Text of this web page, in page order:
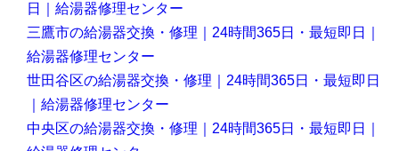
日｜給湯器修理センター
三鷹市の給湯器交換・修理｜24時間365日・最短即日｜
給湯器修理センター
世田谷区の給湯器交換・修理｜24時間365日・最短即日
｜給湯器修理センター
中央区の給湯器交換・修理｜24時間365日・最短即日｜